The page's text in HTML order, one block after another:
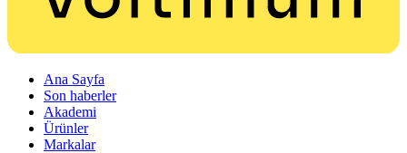
Ana Sayfa
Son haberler
Akademi
Ürünler
Markalar